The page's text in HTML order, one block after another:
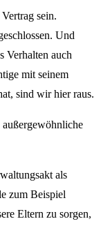
sein.
Und
Verhalten auch
mit seinem
sind wir hier raus.
als
zum Beispiel
Eltern zu sorgen,